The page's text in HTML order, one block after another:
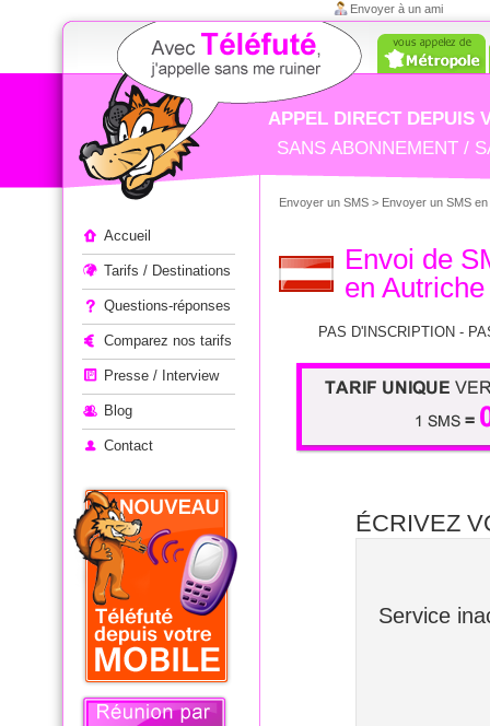
Envoyer un SMS > Envoyer un SMS
Envoyer à un ami
APPEL DIRECT DEPUIS
SANS ABONNEMENT /
Accueil
Tarifs / Destinations
Questions-réponses
Comparez nos tarifs
Presse / Interview
Blog
Contact
Envoi de
en Autriche
PAS D'INSCRIPTION -
ÉCRIVEZ
Service